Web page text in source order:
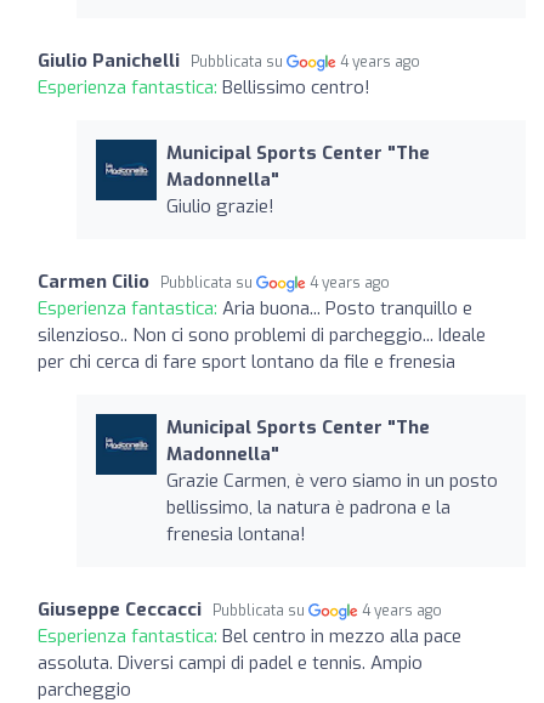
Giulio Panichelli Pubblicata su 4 years ago
Esperienza fantastica: Bellissimo centro!
Municipal Sports Center "The
Madonnella"
Giulio grazie!
Carmen Cilio Pubblicata su 4 years ago
Esperienza fantastica: Aria buona... Posto tranquillo e
silenzioso.. Non ci sono problemi di parcheggio... Ideale
per chi cerca di fare sport lontano da file e frenesia
Municipal Sports Center "The
Madonnella"
Grazie Carmen, è vero siamo in un posto
bellissimo, la natura è padrona e la
frenesia lontana!
Giuseppe Ceccacci Pubblicata su 4 years ago
Esperienza fantastica: Bel centro in mezzo alla pace
assoluta. Diversi campi di padel e tennis. Ampio
parcheggio